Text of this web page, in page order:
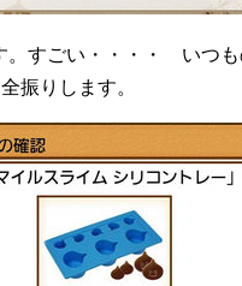
。すごい・・・・ いつ
振りします。